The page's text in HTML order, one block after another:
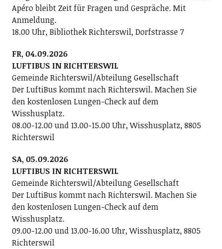
Apéro bleibt Zeit für Fragen und Gespräche. Mit
Anmeldung.
18.00 Uhr, Bibliothek Richterswil, Dorfstrasse 7
FR, 04.09.2026
LUFTIBUS IN RICHTERSWIL
Gemeinde Richterswil/Abteilung Gesellschaft
Der LuftiBus kommt nach Richterswil. Machen Sie
den kostenlosen Lungen-Check auf dem
Wisshusplatz.
08.00-12.00 und 13.00-15.00 Uhr, Wisshusplatz, 8805
Richterswil
SA, 05.09.2026
LUFTIBUS IN RICHTERSWIL
Gemeinde Richterswil/Abteilung Gesellschaft
Der LuftiBus kommt nach Richterswil. Machen Sie
den kostenlosen Lungen-Check auf dem
Wisshusplatz.
09.00-12.00 und 13.00-16.00 Uhr, Wisshusplatz, 8805
Richterswil